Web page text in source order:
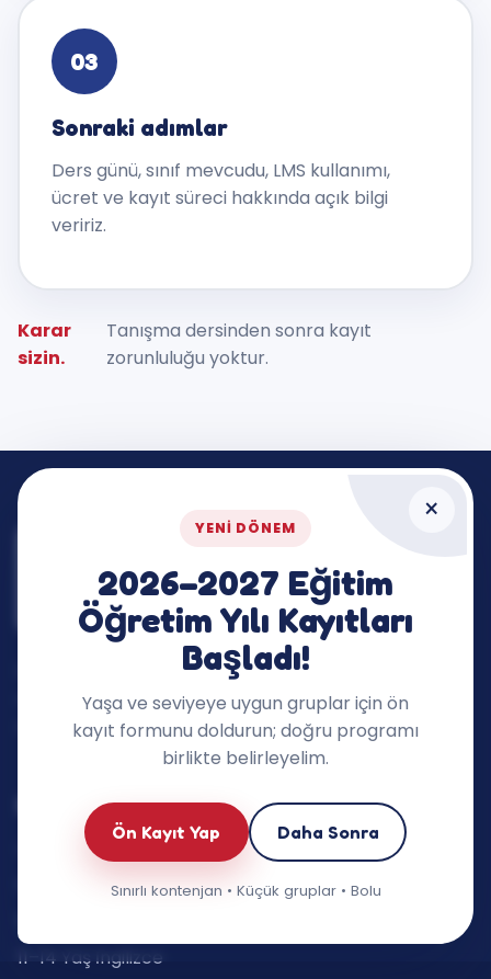
03
Sonraki adımlar
Ders günü, sınıf mevcudu, LMS kullanımı,
ücret ve kayıt süreci hakkında açık bilgi
veririz.
Karar
sizin.
Tanışma dersinden sonra kayıt
zorunluluğu yoktur.
×
YENI DÖNEM
2026–2027 Eğitim
Öğretim Yılı Kayıtları
Başladı!
Yaşa ve seviyeye uygun gruplar için ön
kayıt formunu doldurun; doğru programı
birlikte belirleyelim.
Ön Kayıt Yap Daha Sonra
Sınırlı kontenjan • Küçük gruplar • Bolu
İngilizceyi dersin dışına taşıyan, çocukların
merakını ve konuşma cesaretini destekleyen
öğrenme ekosistemi.
Eğitimlerimiz
Oyun Grupları (3–5 yaş)
6–7 Yaş İngilizce
11–14 Yaş İngilizce